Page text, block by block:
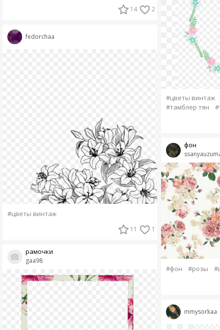
14 2
fedorchaa
#цветы винтаж
11 1
gaa98
рамочки
#цветы винтаж
#тамблер тян
фон
#фон #розы
mmysorkaa